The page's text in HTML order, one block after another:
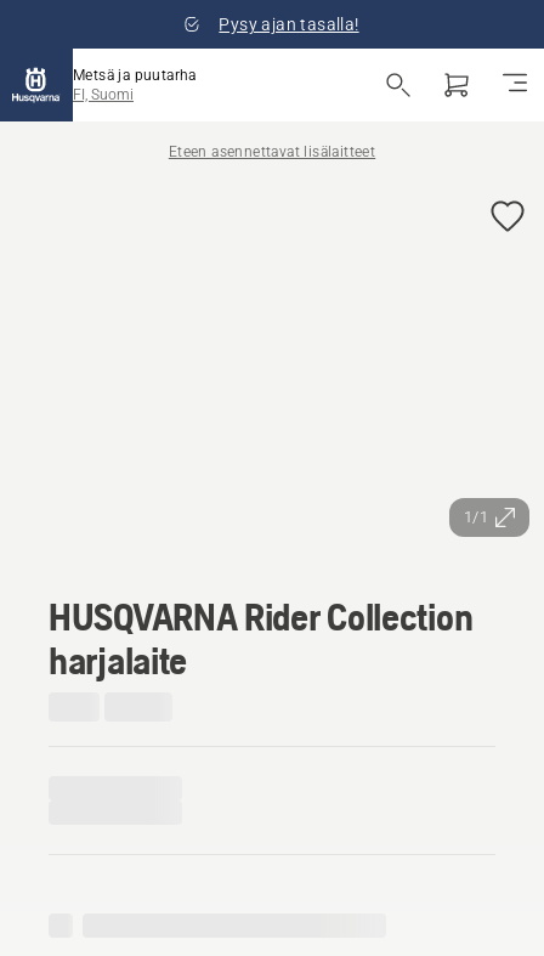
Pysy ajan tasalla!
Metsä ja puutarha
FI, Suomi
Eteen asennettavat lisälaitteet
1/1
HUSQVARNA Rider Collection
harjalaite